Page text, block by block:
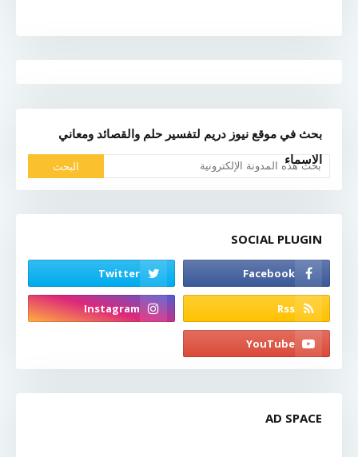
بحث في موقع نيوز دريم لتفسير حلم والقصائد ومعاني
الاسماء
SOCIAL PLUGIN
AD SPACE